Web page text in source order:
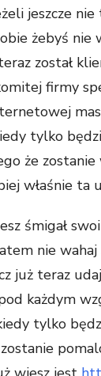
jeszcze
żebyś nie
został
firmy
tylko
że zostanie
właśnie ta
śmigał
nie wahaj
już teraz
każdym
tylko